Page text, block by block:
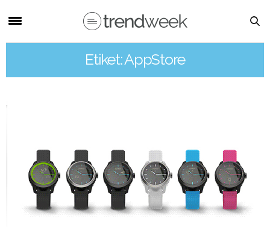
Etiket: AppStore